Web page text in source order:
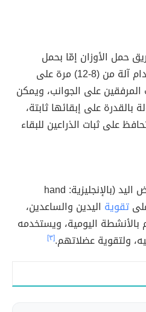
حمل الأوزان إمّا بحمل
الدمبل، أو الحديد، أو باستخدام آلة من (8-12) مرة على
المرفقين على الجوانب، ويمكن
بالقدرة على إبقائها ثابتة،
على ثبات الذراعين للبقاء
يمكن التمرن باستخدام مقبض اليد (بالإنجليزية: hand
تقوية اليدين والساعدين،
بالأنشطة اليومية، ويستخدمه
ولتقوية عضلاتهم.[٣]